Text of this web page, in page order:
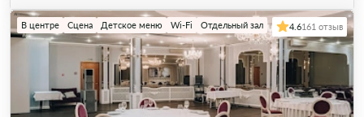
В центре Сцена Детское меню Wi-Fi Отдельный зал 4.6161 отзыв